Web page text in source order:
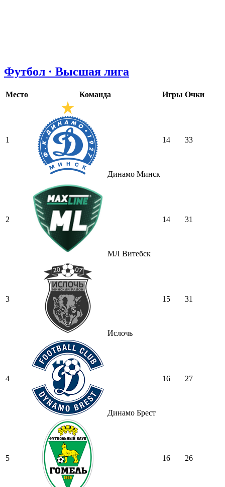
Футбол · Высшая лига
Место Команда Игры Очки
1
Динамо Минск
14 33
2
МЛ Витебск
14 31
3
Ислочь
15 31
4
Динамо Брест
16 27
5 16 26